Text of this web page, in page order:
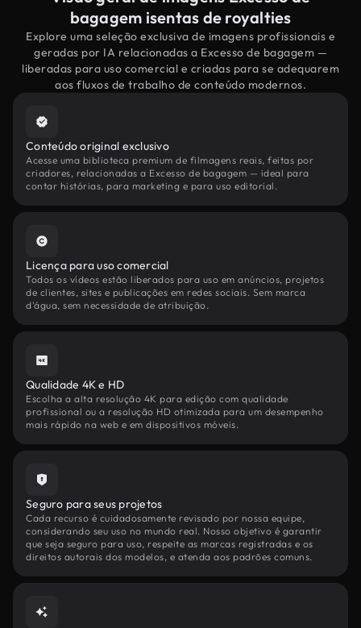
bagagem isentas de royalties
Explore uma seleção exclusiva de imagens profissionais e
geradas por IA relacionadas a Excesso de bagagem —
liberadas para uso comercial e criadas para se adequarem
aos fluxos de trabalho de conteúdo modernos.
Conteúdo original exclusivo
Acesse uma biblioteca premium de filmagens reais, feitas por
criadores, relacionadas a Excesso de bagagem — ideal para
contar histórias, para marketing e para uso editorial.
Licença para uso comercial
Todos os vídeos estão liberados para uso em anúncios, projetos
de clientes, sites e publicações em redes sociais. Sem marca
d'água, sem necessidade de atribuição.
Qualidade 4K e HD
Escolha a alta resolução 4K para edição com qualidade
profissional ou a resolução HD otimizada para um desempenho
mais rápido na web e em dispositivos móveis.
Seguro para seus projetos
Cada recurso é cuidadosamente revisado por nossa equipe,
considerando seu uso no mundo real. Nosso objetivo é garantir
que seja seguro para uso, respeite as marcas registradas e os
direitos autorais dos modelos, e atenda aos padrões comuns.